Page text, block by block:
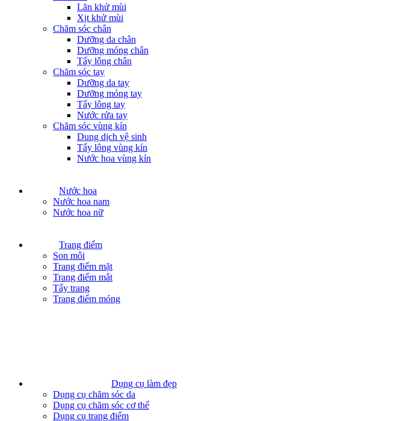
Lăn khử mùi
Xịt khử mùi
Chăm sóc chân
Dưỡng da chân
Dưỡng móng chân
Tẩy lông chân
Chăm sóc tay
Dưỡng da tay
Dưỡng móng tay
Tẩy lông tay
Nước rửa tay
Chăm sóc vùng kín
Dung dịch vệ sinh
Tẩy lông vùng kín
Nước hoa vùng kín
Nước hoa
Nước hoa nam
Nước hoa nữ
Trang điểm
Son môi
Trang điểm mặt
Trang điểm mắt
Tẩy trang
Trang điểm móng
Dụng cụ làm đẹp
Dụng cụ chăm sóc da
Dụng cụ chăm sóc cơ thể
Dụng cụ trang điểm